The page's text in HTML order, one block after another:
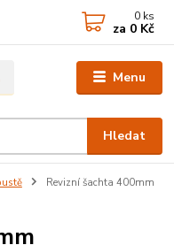
Menu
Hledat
0 ks
za 0 Kč
Revizní šachta 400mm